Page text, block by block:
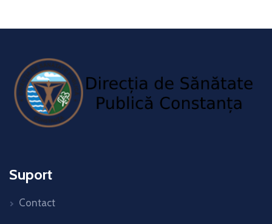
Suport
Contact